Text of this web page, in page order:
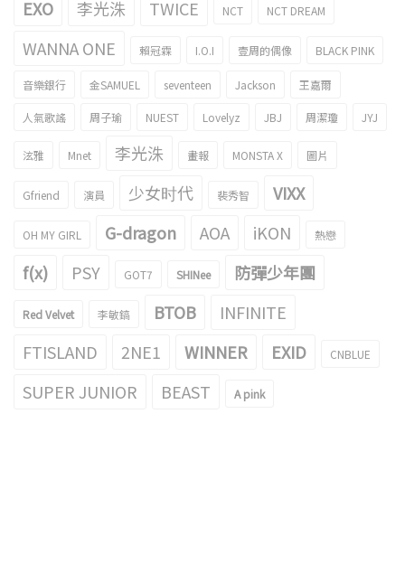
EXO 李光洙 TWICE NCT NCT DREAM
WANNA ONE 賴冠霖 I.O.I 壹周的偶像 BLACK PINK
音樂銀行 金SAMUEL seventeen Jackson 王嘉爾
人氣歌謠 周子瑜 NUEST Lovelyz JBJ 周潔瓊 JYJ
泫雅 Mnet 李光洙 畫報 MONSTA X 圖片
Gfriend 演員 少女时代 裴秀智 VIXX
OH MY GIRL G-dragon AOA iKON 熱戀
f(x) PSY GOT7 SHINee 防彈少年團
Red Velvet 李敏鎬 BTOB
INFINITE
FTISLAND
2NE1 WINNER EXID CNBLUE
SUPER JUNIOR BEAST A pink